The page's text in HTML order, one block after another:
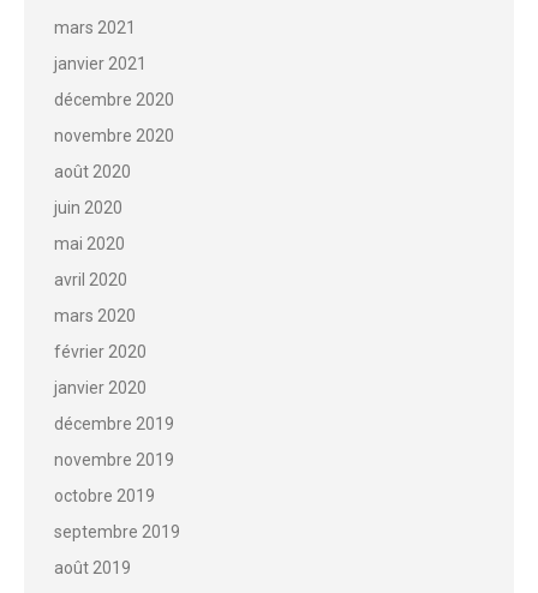
mars 2021
janvier 2021
décembre 2020
novembre 2020
août 2020
juin 2020
mai 2020
avril 2020
mars 2020
février 2020
janvier 2020
décembre 2019
novembre 2019
octobre 2019
septembre 2019
août 2019